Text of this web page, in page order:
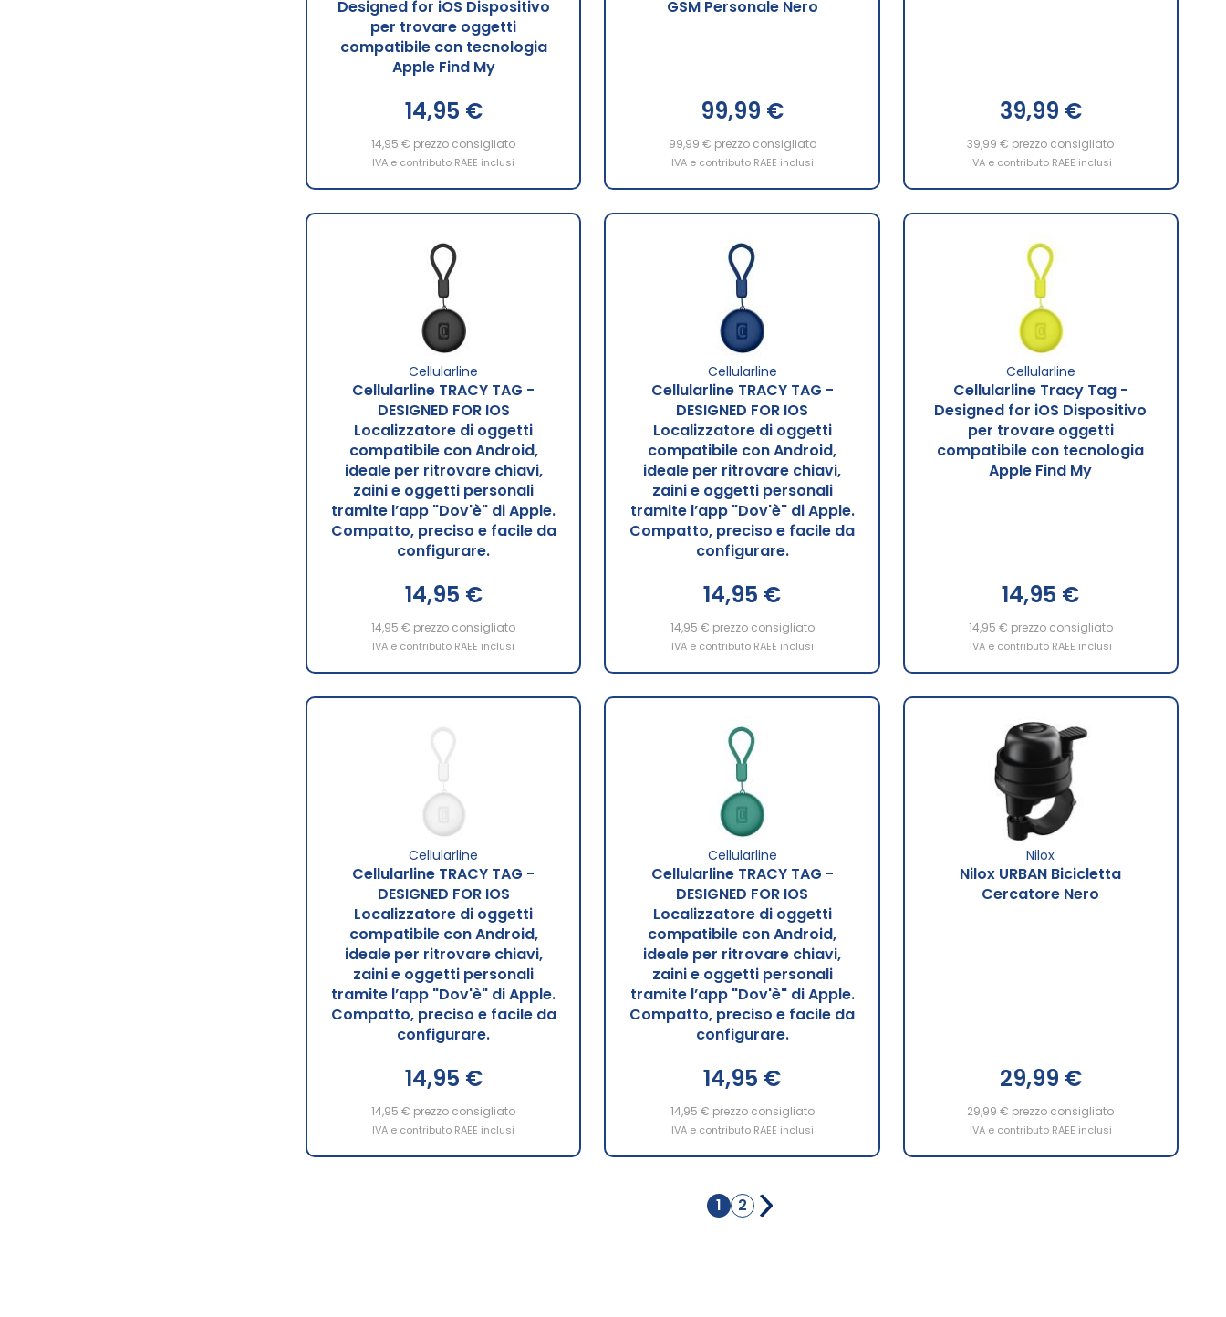
Designed for iOS Dispositivo
per trovare oggetti
compatibile con tecnologia
Apple Find My
14,95 €
14,95 € prezzo consigliato
IVA e contributo RAEE inclusi
GSM Personale Nero
99,99 €
99,99 € prezzo consigliato
IVA e contributo RAEE inclusi
39,99 €
39,99 € prezzo consigliato
IVA e contributo RAEE inclusi
Cellularline
Cellularline TRACY TAG -
DESIGNED FOR IOS
Localizzatore di oggetti
compatibile con Android,
ideale per ritrovare chiavi,
zaini e oggetti personali
tramite l’app "Dov'è" di Apple.
Compatto, preciso e facile da
configurare.
14,95 €
14,95 € prezzo consigliato
IVA e contributo RAEE inclusi
Cellularline
Cellularline TRACY TAG -
DESIGNED FOR IOS
Localizzatore di oggetti
compatibile con Android,
ideale per ritrovare chiavi,
zaini e oggetti personali
tramite l’app "Dov'è" di Apple.
Compatto, preciso e facile da
configurare.
14,95 €
14,95 € prezzo consigliato
IVA e contributo RAEE inclusi
Cellularline
Cellularline Tracy Tag -
Designed for iOS Dispositivo
per trovare oggetti
compatibile con tecnologia
Apple Find My
14,95 €
14,95 € prezzo consigliato
IVA e contributo RAEE inclusi
Cellularline
Cellularline TRACY TAG -
DESIGNED FOR IOS
Localizzatore di oggetti
compatibile con Android,
ideale per ritrovare chiavi,
zaini e oggetti personali
tramite l’app "Dov'è" di Apple.
Compatto, preciso e facile da
configurare.
14,95 €
14,95 € prezzo consigliato
IVA e contributo RAEE inclusi
Cellularline
Cellularline TRACY TAG -
DESIGNED FOR IOS
Localizzatore di oggetti
compatibile con Android,
ideale per ritrovare chiavi,
zaini e oggetti personali
tramite l’app "Dov'è" di Apple.
Compatto, preciso e facile da
configurare.
14,95 €
14,95 € prezzo consigliato
IVA e contributo RAEE inclusi
Nilox
Nilox URBAN Bicicletta
Cercatore Nero
29,99 €
29,99 € prezzo consigliato
IVA e contributo RAEE inclusi
Pagina
Attualmente
1 Pagina
2